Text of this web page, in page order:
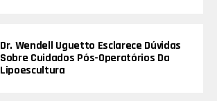
Dr. Wendell Uguetto Esclarece Dúvidas
Sobre Cuidados Pós-Operatórios Da
Lipoescultura